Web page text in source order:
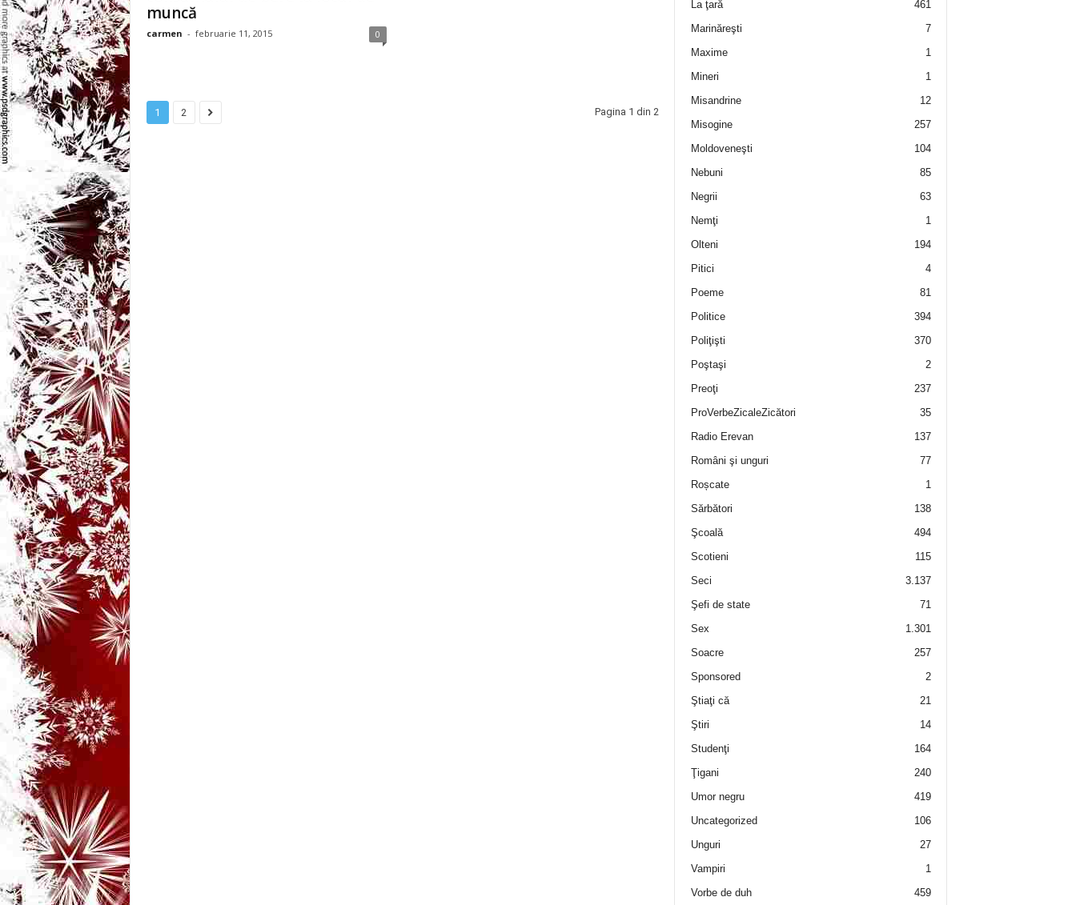
C
e
muncă
carmen - februarie 11, 2015 0
1 2 Pagina 1 din 2
La ţară
461
Marinăreşti
7
Maxime
1
Mineri
1
Misandrine
12
Misogine
257
Moldoveneşti
104
Nebuni
85
Negrii
63
Nemţi
1
Olteni
194
Pitici
4
Poeme
81
Politice
394
Poliţişti
370
Poştaşi
2
Preoţi
237
ProVerbeZicaleZicători
35
Radio Erevan
137
Români şi unguri
77
Roșcate
1
Sărbători
138
Şcoală
494
Scotieni
115
Seci
3.137
Şefi de state
71
Sex
1.301
Soacre
257
Sponsored
2
Ştiaţi că
21
Ştiri
14
Studenţi
164
Ţigani
240
Umor negru
419
Uncategorized
106
Unguri
27
Vampiri
1
Vorbe de duh
459